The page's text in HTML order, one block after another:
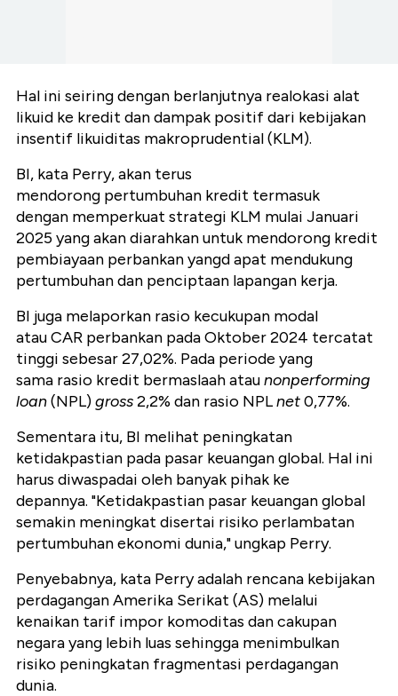
Hal ini seiring dengan berlanjutnya realokasi alat
likuid ke kredit dan dampak positif dari kebijakan
insentif likuiditas makroprudential (KLM).
BI, kata Perry, akan terus
mendorong pertumbuhan kredit termasuk
dengan memperkuat strategi KLM mulai Januari
2025 yang akan diarahkan untuk mendorong kredit
pembiayaan perbankan yangd apat mendukung
pertumbuhan dan penciptaan lapangan kerja.
BI juga melaporkan rasio kecukupan modal
atau CAR perbankan pada Oktober 2024 tercatat
tinggi sebesar 27,02%. Pada periode yang
sama rasio kredit bermaslaah ataunonperforming
loan(NPL)gross2,2% dan rasio NPLnet0,77%.
Sementara itu, BI melihat peningkatan
ketidakpastian pada pasar keuangan global. Hal ini
harus diwaspadai oleh banyak pihak ke
depannya. "Ketidakpastian pasar keuangan global
semakin meningkat disertai risiko perlambatan
pertumbuhan ekonomi dunia," ungkap Perry.
Penyebabnya, kata Perry adalah rencana kebijakan
perdagangan Amerika Serikat (AS) melalui
kenaikan tarif impor komoditas dan cakupan
negara yang lebih luas sehingga menimbulkan
risiko peningkatan fragmentasi perdagangan
dunia.